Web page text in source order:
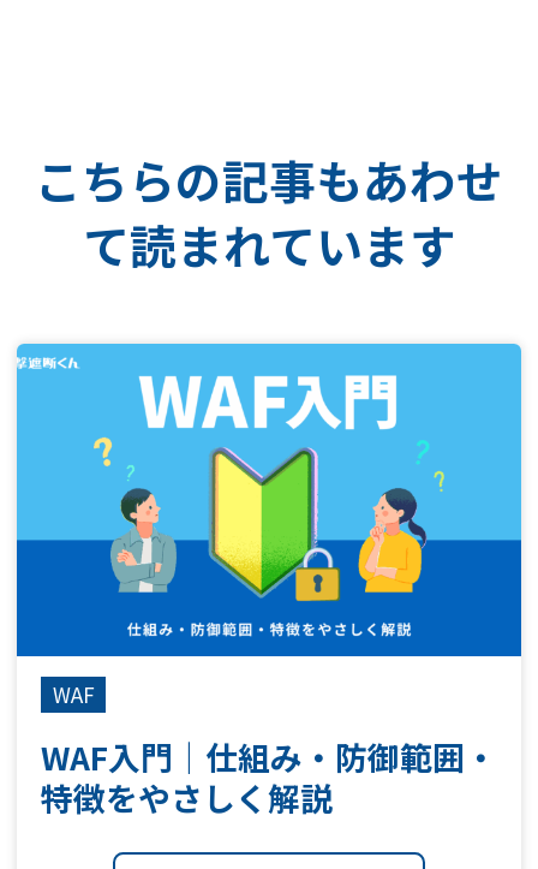
こちらの記事もあわせ
て読まれています
WAF
WAF入門｜仕組み・防御範囲・
特徴をやさしく解説